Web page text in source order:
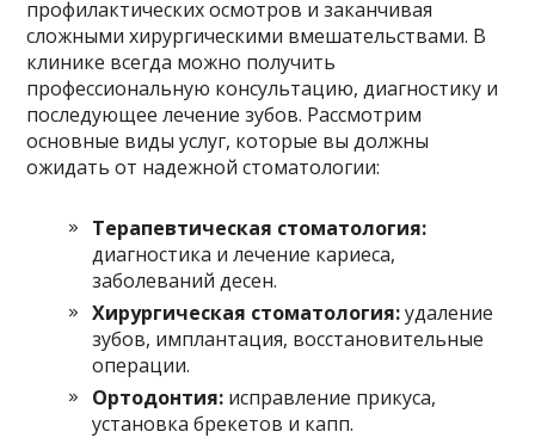
профилактических осмотров и заканчивая
сложными хирургическими вмешательствами. В
клинике всегда можно получить
профессиональную консультацию, диагностику и
последующее лечение зубов. Рассмотрим
основные виды услуг, которые вы должны
ожидать от надежной стоматологии:
Терапевтическая стоматология:
диагностика и лечение кариеса,
заболеваний десен.
Хирургическая стоматология:удаление
зубов, имплантация, восстановительные
операции.
Ортодонтия: исправление прикуса,
установка брекетов и капп.